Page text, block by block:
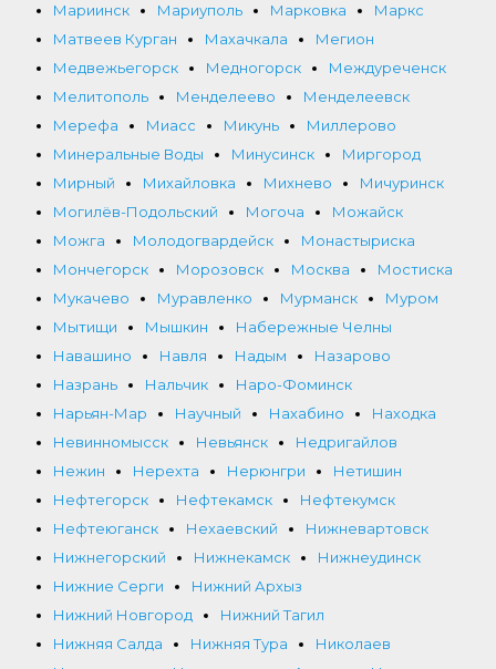
Мариинск
Мариуполь Марковка
Маркс
Матвеев Курган
Махачкала
Мегион
Медвежьегорск
Медногорск
Междуреченск
Мелитополь
Менделеево
Менделеевск
Мерефа
Миасс Микунь
Миллерово
Минеральные Воды
Минусинск
Миргород
Мирный
Михайловка Михнево
Мичуринск
Могилёв-Подольский
Могоча
Можайск
Можга
Молодогвардейск
Монастыриска
Мончегорск
Морозовск Москва
Мостиска
Мукачево
Муравленко Мурманск
Муром
Мытищи
Мышкин
Набережные Челны
Навашино
Навля Надым
Назарово
Назрань
Нальчик
Наро-Фоминск
Нарьян-Мар
Научный Нахабино
Находка
Невинномысск
Невьянск
Недригайлов
Нежин
Нерехта Нерюнгри
Нетишин
Нефтегорск
Нефтекамск
Нефтекумск
Нефтеюганск
Нехаевский
Нижневартовск
Нижнегорский
Нижнекамск
Нижнеудинск
Нижние Серги
Нижний Архыз
Нижний Новгород
Нижний Тагил
Нижняя Салда
Нижняя Тура
Николаев